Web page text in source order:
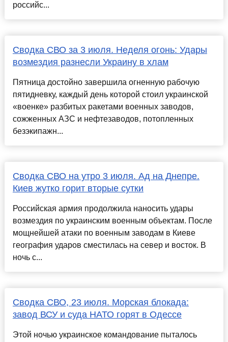
российс...
Сводка СВО за 3 июля. Неделя огонь: Удары
возмездия разнесли Украину в хлам
Пятница достойно завершила огненную рабочую
пятидневку, каждый день которой стоил украинской
«военке» разбитых ракетами военных заводов,
сожженных АЗС и нефтезаводов, потопленных
безэкипажн...
Сводка СВО на утро 3 июля. Ад на Днепре.
Киев жутко горит вторые сутки
Российская армия продолжила наносить удары
возмездия по украинским военным объектам. После
мощнейшей атаки по военным заводам в Киеве
география ударов сместилась на север и восток. В
ночь с...
Сводка СВО, 23 июля. Морская блокада:
завод ВСУ и суда НАТО горят в Одессе
Этой ночью украинское командование пыталось